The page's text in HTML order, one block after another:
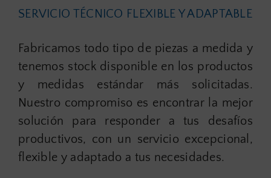
SERVICIO TÉCNICO FLEXIBLE Y ADAPTABLE
Fabricamos todo tipo de piezas a medida y
tenemos stock disponible en los productos
y medidas estándar más solicitadas.
Nuestro compromiso es encontrar la mejor
solución para responder a tus desafíos
productivos, con un servicio excepcional,
flexible y adaptado a tus necesidades.